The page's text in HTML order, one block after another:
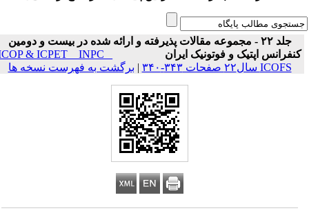
جلد ۲۲ - مجموعه مقالات پذیرفته و ارائه شده در بیست و دومین
کنفرانس اپتیک و فوتونیک ایران
ICOP & ICPET _ INPC _
ICOFS سال۲۲ صفحات ۳۴۳-۳۴۰
|برگشت به فهرست نسخه ها